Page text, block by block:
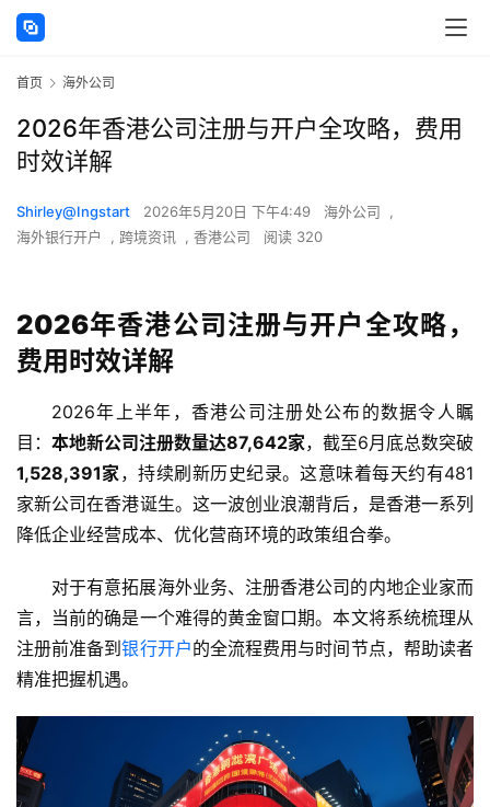
首页 海外公司
2026年香港公司注册与开户全攻略，费用
时效详解
Shirley@Ingstart 2026年5月20日 下午4:49 海外公司
,
海外银行开户
, 跨境资讯 , 香港公司 阅读 320
2026年香港公司注册与开户全攻略，
费用时效详解
2026年上半年，香港公司注册处公布的数据令人瞩
目： 本地新公司注册数量达87,642家，截至6月底总数突破
1,528,391家，持续刷新历史纪录。这意味着每天约有481
家新公司在香港诞生。这一波创业浪潮背后，是香港一系列
降低企业经营成本、优化营商环境的政策组合拳。
对于有意拓展海外业务、注册香港公司的内地企业家而
言，当前的确是一个难得的黄金窗口期。本文将系统梳理从
注册前准备到银行开户的全流程费用与时间节点，帮助读者
精准把握机遇。